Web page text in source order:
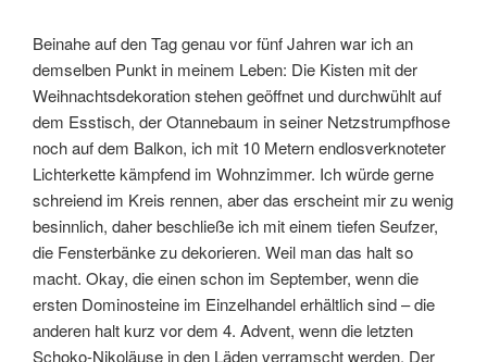
Beinahe auf den Tag genau vor fünf Jahren war ich an
demselben Punkt in meinem Leben: Die Kisten mit der
Weihnachtsdekoration stehen geöffnet und durchwühlt auf
dem Esstisch, der Otannebaum in seiner Netzstrumpfhose
noch auf dem Balkon, ich mit 10 Metern endlosverknoteter
Lichterkette kämpfend im Wohnzimmer. Ich würde gerne
schreiend im Kreis rennen, aber das erscheint mir zu wenig
besinnlich, daher beschließe ich mit einem tiefen Seufzer,
die Fensterbänke zu dekorieren. Weil man das halt so
macht. Okay, die einen schon im September, wenn die
ersten Dominosteine im Einzelhandel erhältlich sind – die
anderen halt kurz vor dem 4. Advent, wenn die letzten
Schoko-Nikoläuse in den Läden verramscht werden. Der